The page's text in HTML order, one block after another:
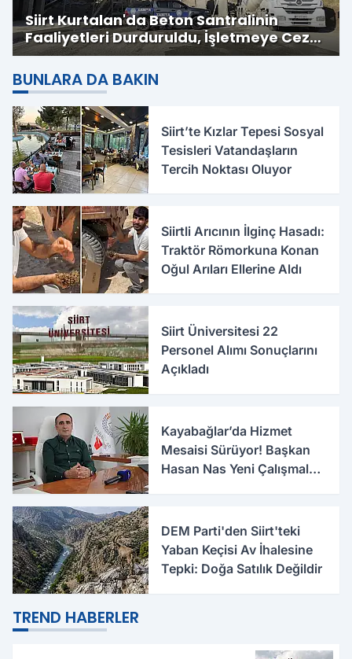
Siirt Kurtalan'da Beton Santralinin
Faaliyetleri Durduruldu, İşletmeye Cezai
İşlem Uygulandı
BUNLARA DA BAKIN
Siirt’te Kızlar Tepesi Sosyal
Tesisleri Vatandaşların
Tercih Noktası Oluyor
Siirtli Arıcının İlginç Hasadı:
Traktör Römorkuna Konan
Oğul Arıları Ellerine Aldı
Siirt Üniversitesi 22
Personel Alımı Sonuçlarını
Açıkladı
Kayabağlar’da Hizmet
Mesaisi Sürüyor! Başkan
Hasan Nas Yeni Çalışmaları
DEM Parti'den Siirt'teki
Yaban Keçisi Av İhalesine
Tepki: Doğa Satılık Değildir
TREND HABERLER